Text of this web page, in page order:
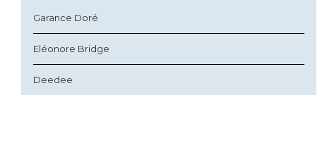
Garance Doré
Eléonore Bridge
Deedee